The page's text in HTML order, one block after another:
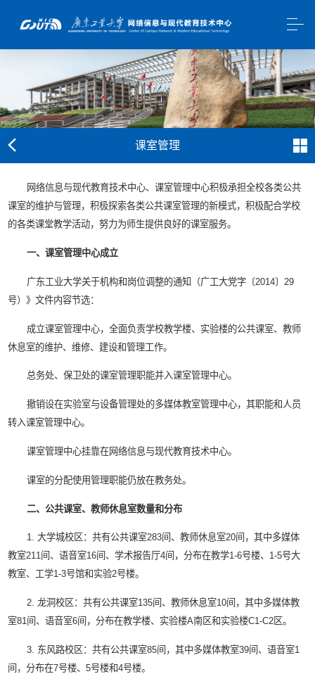
课室管理
网络信息与现代教育技术中心、课室管理中心积极承担全校各类公共
课室的维护与管理，积极探索各类公共课室管理的新模式，积极配合学校
的各类课堂教学活动，努力为师生提供良好的课室服务。
一、课室管理中心成立
广东工业大学关于机构和岗位调整的通知（广工大党字〔2014〕29
号）》文件内容节选：
成立课室管理中心，全面负责学校教学楼、实验楼的公共课室、教师
休息室的维护、维修、建设和管理工作。
总务处、保卫处的课室管理职能并入课室管理中心。
撤销设在实验室与设备管理处的多媒体教室管理中心，其职能和人员
转入课室管理中心。
课室管理中心挂靠在网络信息与现代教育技术中心。
课室的分配使用管理职能仍放在教务处。
二、公共课室、教师休息室数量和分布
1. 大学城校区：共有公共课室283间、教师休息室20间，其中多媒体
教室211间、语音室16间、学术报告厅4间，分布在教学1-6号楼、1-5号大
教室、工学1-3号馆和实验2号楼。
2. 龙洞校区：共有公共课室135间、教师休息室10间，其中多媒体教
室81间、语音室6间，分布在教学楼、实验楼A南区和实验楼C1-C2区。
3. 东风路校区：共有公共课室85间，其中多媒体教室39间、语音室1
间，分布在7号楼、5号楼和4号楼。